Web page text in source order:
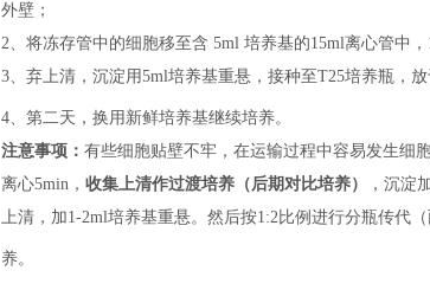
外壁；
2、 将冻存管中的细胞移至含 5ml 培养基的15ml离心管中，
3、 弃上清，沉淀用5ml培养基重悬，接种至T25培养瓶， 放
4、 第二天，换用新鲜培养基继续培养。
注意事项： 有些细胞贴壁不牢，在运输过程中容易发生细
离心5min， 收集上清作过渡培养 （后期对比培养） ，沉淀
上清，加1-2ml培养基重悬。然后按1:2比例进行分瓶传代
养。